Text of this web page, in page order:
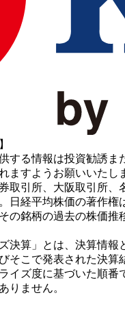
する情報は投資勧誘
ますようお願いいたし
引所、大阪取引所、
日経平均株価の著作権
の銘柄の過去の株価
決算」とは、決算情
そこで発表された決
イズ度に基づいた順
りません。